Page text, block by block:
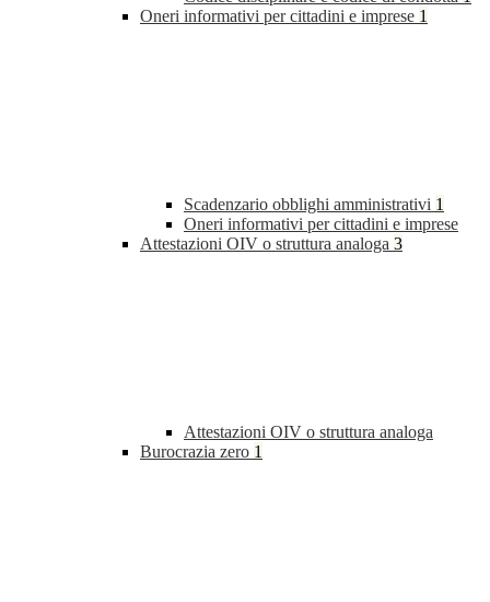
Oneri informativi per cittadini e imprese 1
Scadenzario obblighi amministrativi 1
Oneri informativi per cittadini e imprese
Attestazioni OIV o struttura analoga 3
Attestazioni OIV o struttura analoga
Burocrazia zero 1